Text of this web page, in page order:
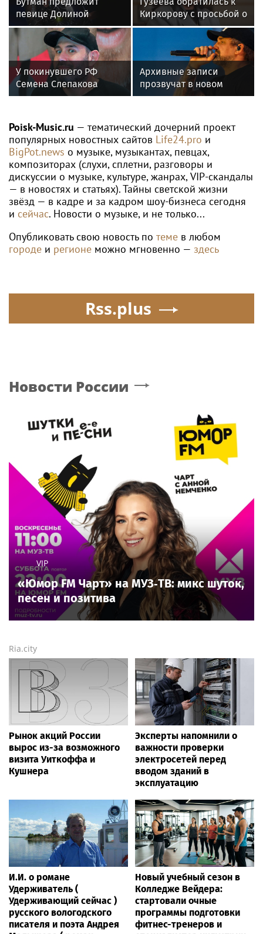
певице Долиной
возглавить вокальное
отделение джазового
вуза
Киркорову с просьбой о
помощи собакам в
У покинувшего РФ
Семена Слепакова
нашли еще две
Архивные записи
прозвучат в новом
фильме о Басте
Poisk-Music.ru — тематический дочерний проект
популярных новостных сайтов Life24.pro и
BigPot.news о музыке, музыкантах, певцах,
композиторах (слухи, сплетни, разговоры и
дискуссии о музыке, культуре, жанрах, VIP-скандалы
— в новостях и статьях). Тайны светской жизни
звёзд — в кадре и за кадром шоу-бизнеса сегодня
и сейчас. Новости о музыке, и не только...
Опубликовать свою новость по теме в любом
городе и регионе можно мгновенно — здесь
Rss.plus
Новости России
VIP
«Юмор FM Чарт» на МУЗ‑ТВ: микс шуток,
песен и позитива
Ria.city
Рынок акций России
вырос из-за возможного
визита Уиткоффа и
Кушнера
Эксперты напомнили о
важности проверки
электросетей перед
вводом зданий в
эксплуатацию
И.И. о романе
Удерживатель (
Удерживающий сейчас )
русского вологодского
писателя и поэта Андрея
Новый учебный сезон в
Колледже Вейдера:
стартовали очные
программы подготовки
фитнес-тренеров и